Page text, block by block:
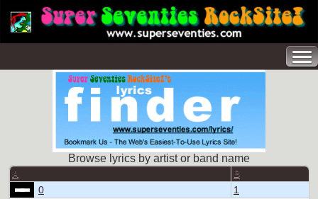
Browse lyrics by artist or band name
A B
0
1